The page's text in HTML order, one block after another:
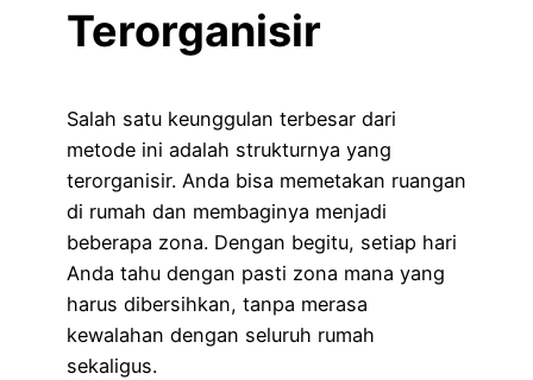
Terorganisir
Salah satu keunggulan terbesar dari
metode ini adalah strukturnya yang
terorganisir. Anda bisa memetakan ruangan
di rumah dan membaginya menjadi
beberapa zona. Dengan begitu, setiap hari
Anda tahu dengan pasti zona mana yang
harus dibersihkan, tanpa merasa
kewalahan dengan seluruh rumah
sekaligus.